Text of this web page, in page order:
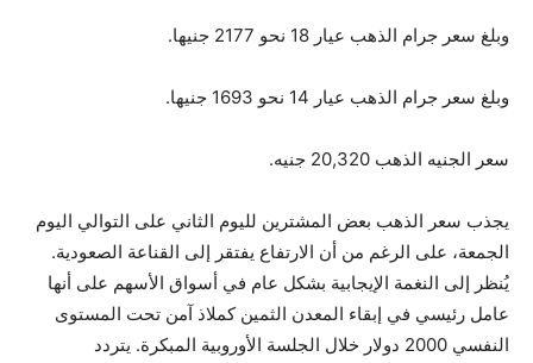
وبلغ سعر جرام الذهب عيار 18 نحو 2177 جنيها.
وبلغ سعر جرام الذهب عيار 14 نحو 1693 جنيها.
سعر الجنيه الذهب 20,320 جنيه.
يجذب سعر الذهب بعض المشترين لليوم الثاني على التوالي اليوم
الجمعة، على الرغم من أن الارتفاع يفتقر إلى القناعة الصعودية.
يُنظر إلى النغمة الإيجابية بشكل عام في أسواق الأسهم على أنها
عامل رئيسي في إبقاء المعدن الثمين كملاذ آمن تحت المستوى
النفسي 2000 دولار خلال الجلسة الأوروبية المبكرة. يتردد